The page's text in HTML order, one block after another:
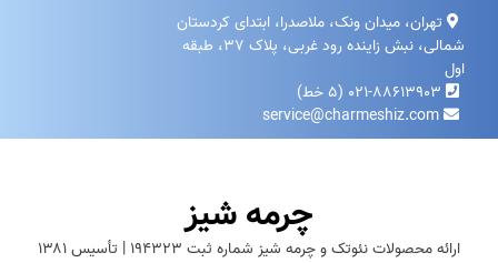
تهران، میدان ونک، ملاصدرا، ابتدای کردستان
شمالی، نبش زاینده‌ رود غربی، پلاک ۳۷، طبقه
اول
۰۲۱-۸۸۶۱۳۹۰۳ (۵ خط)
service@charmeshiz.com
چرمه شیز
ارائه محصولات نئوتک و چرمه شیز شماره ثبت ۱۹۴۳۲۳ | تأسیس ۱۳۸۱